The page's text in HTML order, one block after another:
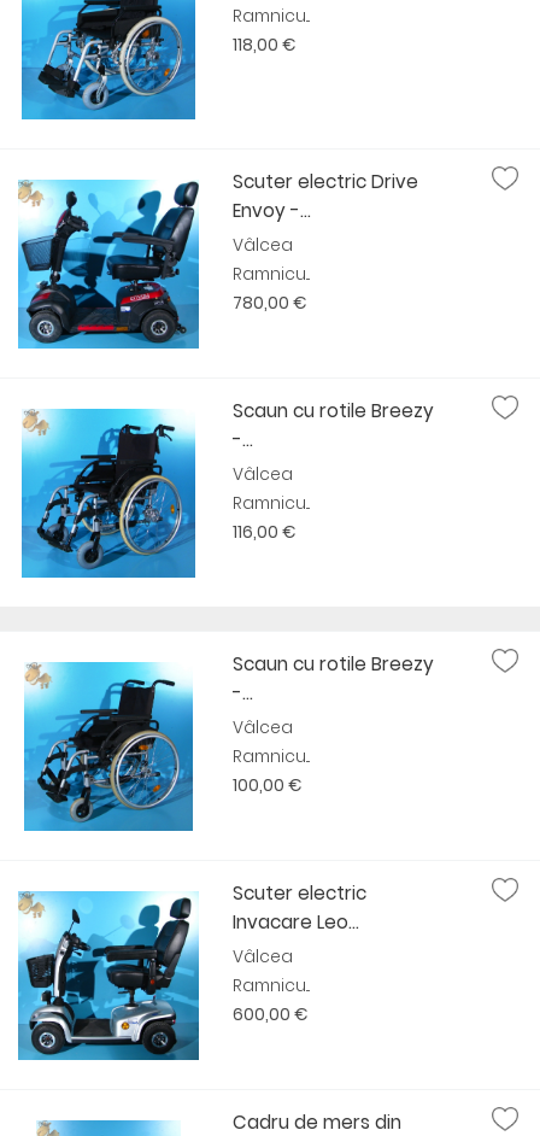
Ramnicu...
118,00 €
Scuter electric Drive
Envoy -...
Vâlcea
Ramnicu...
780,00 €
Scaun cu rotile Breezy
-...
Vâlcea
Ramnicu...
116,00 €
Scaun cu rotile Breezy
-...
Vâlcea
Ramnicu...
100,00 €
Scuter electric
Invacare Leo...
Vâlcea
Ramnicu...
600,00 €
Cadru de mers din